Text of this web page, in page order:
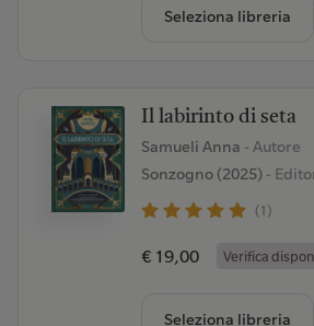
Seleziona libreria
Il labirinto di seta
Samueli Anna - Autore
Sonzogno (2025)-
(1)
€ 19,00 Verifica
Seleziona libreria